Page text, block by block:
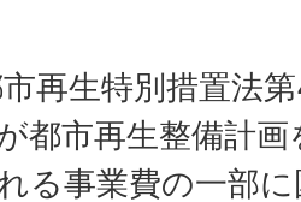
再生特別措置法
都市再生整備計
る事業費の一部